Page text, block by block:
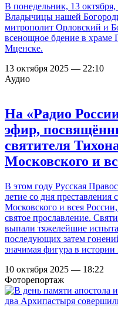
В понедельник, 13
Владычицы нашей
митрополит Орловский и
всенощное бдение в храме
Мценске.
13 октября 2025 — 22:10
Аудио
На «Радио
эфир,
святителя
Московского и
В этом году Русская
летие со дня преставления
Московского и всея
святое прославление.
выпали тяжелейшие
последующих затем
значимая фигура в
10 октября 2025 — 18:22
Фоторепортаж